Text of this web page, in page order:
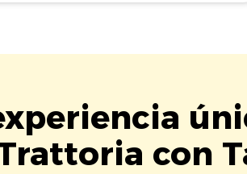
con